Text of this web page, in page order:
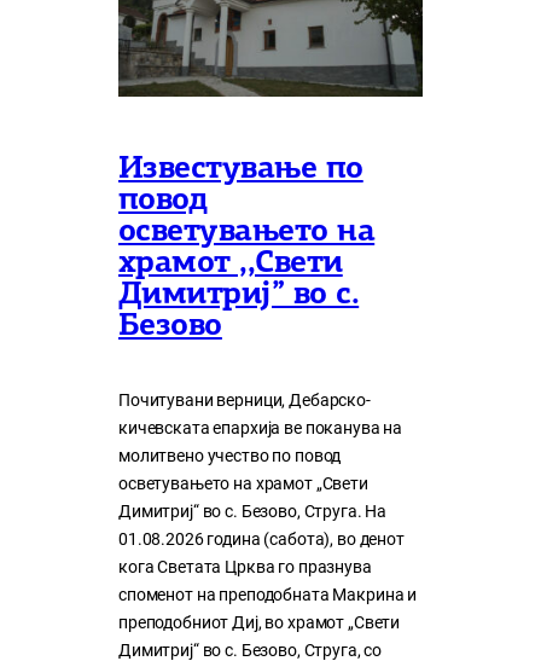
Известување по
повод
осветувањето на
храмот ,,Свети
Димитриј” во с.
Безово
Почитувани верници, Дебарско-
кичевската епархија ве поканува на
молитвено учество по повод
осветувањето на храмот „Свети
Димитриј“ во с. Безово, Струга. На
01.08.2026 година (сабота), во денот
кога Светата Црква го празнува
споменот на преподобната Макрина и
преподобниот Диј, во храмот „Свети
Димитриј“ во с. Безово, Струга, со